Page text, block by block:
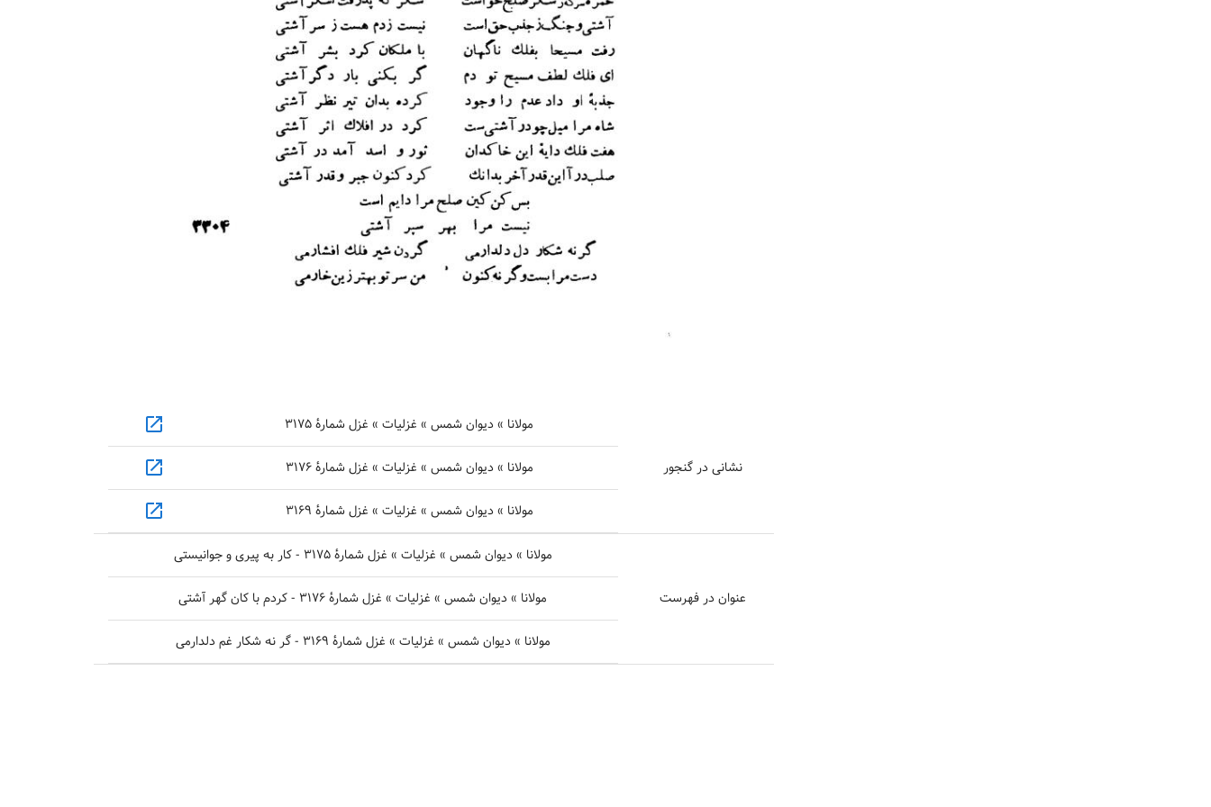
نشانی در گنجور
مولانا » دیوان شمس » غزلیات » غزل شمارهٔ ۳۱۷۵ open_in_new
مولانا » دیوان شمس » غزلیات » غزل شمارهٔ ۳۱۷۶ open_in_new
مولانا » دیوان شمس » غزلیات » غزل شمارهٔ ۳۱۶۹ open_in_new
عنوان در فهرست
مولانا » دیوان شمس » غزلیات » غزل شمارهٔ ۳۱۷۵ - کار به پیری و جوانیستی
مولانا » دیوان شمس » غزلیات » غزل شمارهٔ ۳۱۷۶ - کردم با کان گهر آشتی
مولانا » دیوان شمس » غزلیات » غزل شمارهٔ ۳۱۶۹ - گر نه شکار غم دلدارمی